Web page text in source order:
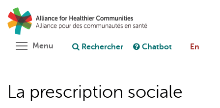
Aller
au
contenu
principal
Poser une question au chatbot
Menu Toggle menu visibility
Rechercher Chatbot En
La prescription sociale